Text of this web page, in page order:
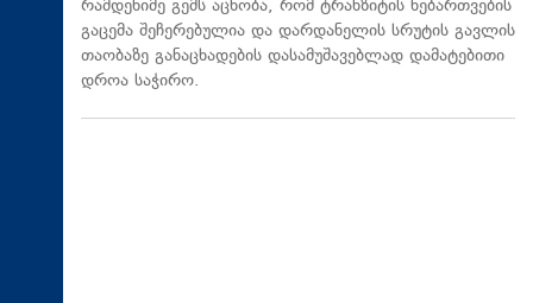
რამდენიმე გემს აცნობა, რომ ტრანზიტის ნებართვების
გაცემა შეჩერებულია და დარდანელის სრუტის გავლის
თაობაზე განაცხადების დასამუშავებლად დამატებითი
დროა საჭირო.